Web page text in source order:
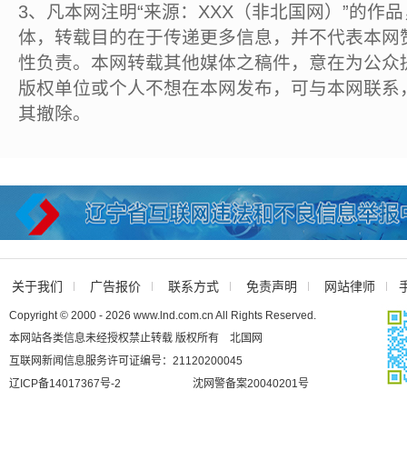
3、凡本网注明“来源：XXX（非北国网）”的作
体，转载目的在于传递更多信息，并不代表本
性负责。本网转载其他媒体之稿件，意在为公
版权单位或个人不想在本网发布，可与本网联
其撤除。
关于我们 广告报价 联系方式 免责声明 网站律师
Copyright © 2000 - 2026 www.lnd.com.cn All Rights Reserved.
本网站各类信息未经授权禁止转载 版权所有 北国网
互联网新闻信息服务许可证编号：21120200045
辽ICP备14017367号-2
沈网警备案20040201号